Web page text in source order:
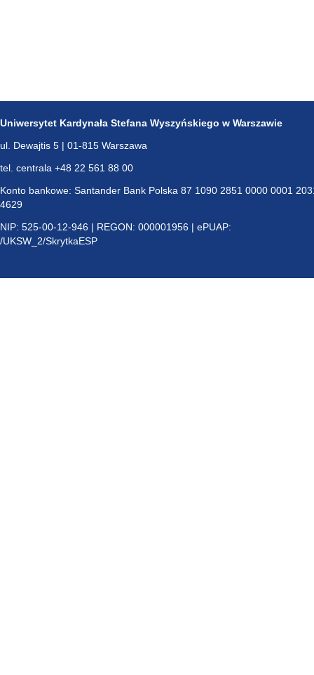
Uniwersytet Kardynała Stefana Wyszyńskiego w Warszawie
ul. Dewajtis 5 | 01-815 Warszawa
tel. centrala +48 22 561 88 00
Konto bankowe: Santander Bank Polska 87 1090 2851 0000 0001
4629
NIP: 525-00-12-946 | REGON: 000001956 | ePUAP:
/UKSW_2/SkrytkaESP